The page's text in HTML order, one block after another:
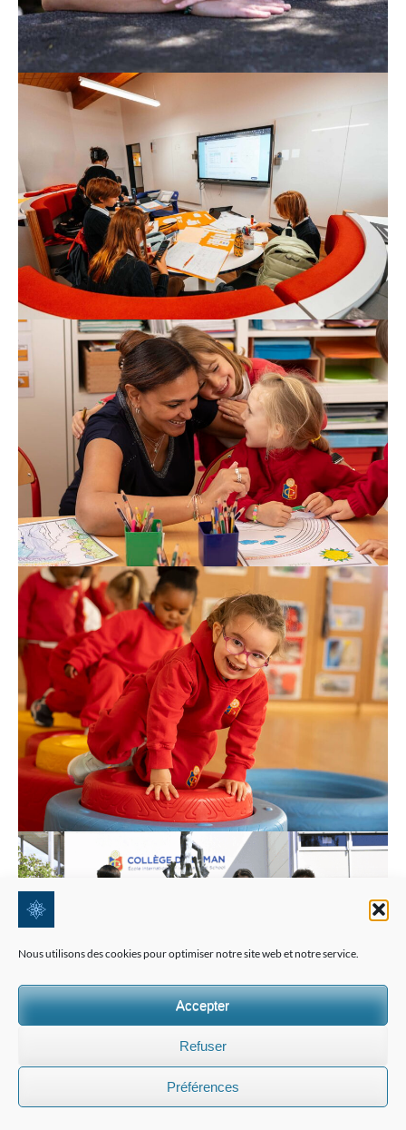
Nous utilisons des cookies pour optimiser notre site web et notre service.
Accepter
Refuser
Préférences